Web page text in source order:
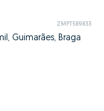
ZMPT589833
Guimarães, Braga